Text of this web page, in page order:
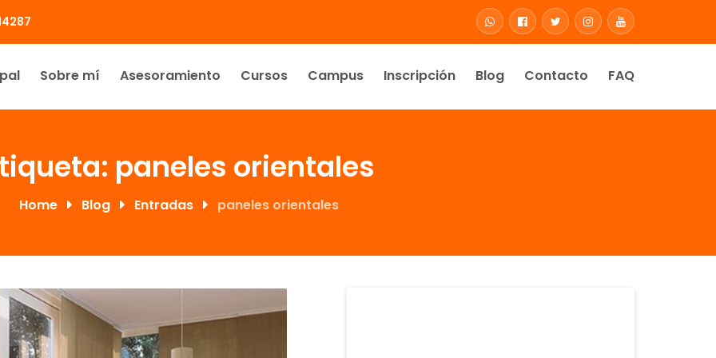
Sobre mí Asesoramiento Cursos Campus Inscripción Blog Contacto FAQ
paneles orientales
Home Blog Entradas paneles orientales